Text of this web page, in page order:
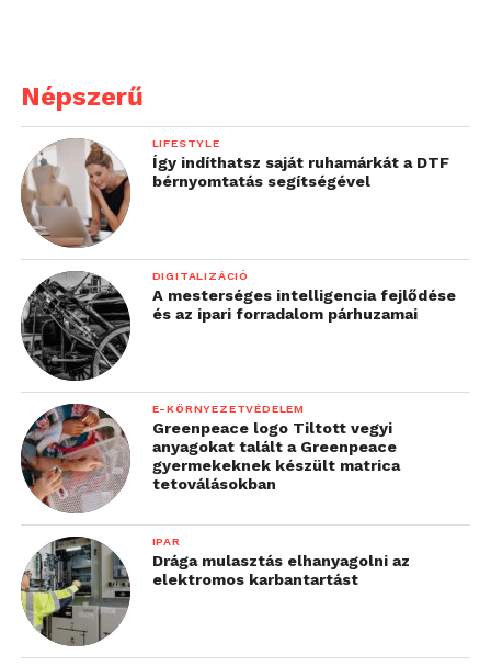
Népszerű
LIFESTYLE
Így indíthatsz saját ruhamárkát a DTF
bérnyomtatás segítségével
DIGITALIZÁCIÓ
A mesterséges intelligencia fejlődése
és az ipari forradalom párhuzamai
E-KÖRNYEZETVÉDELEM
Greenpeace logo Tiltott vegyi
anyagokat talált a Greenpeace
gyermekeknek készült matrica
tetoválásokban
IPAR
Drága mulasztás elhanyagolni az
elektromos karbantartást